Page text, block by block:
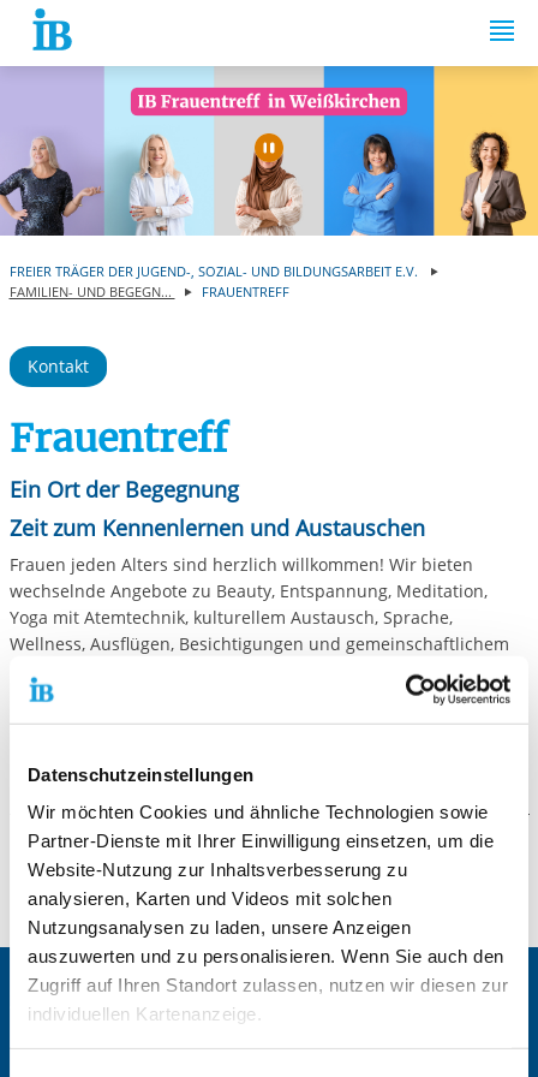
Datenschutzeinstellungen
Wir möchten Cookies und ähnliche Technologien sowie
Partner-Dienste mit Ihrer Einwilligung einsetzen, um die
Website-Nutzung zur Inhaltsverbesserung zu
analysieren, Karten und Videos mit solchen
Nutzungsanalysen zu laden, unsere Anzeigen
auszuwerten und zu personalisieren. Wenn Sie auch den
Zugriff auf Ihren Standort zulassen, nutzen wir diesen zur
individuellen Kartenanzeige.
Springe zum Inhalt
Automatische
FREIER TRÄGER DER JUGEND-, SOZIAL- UND BILDUNGSARBEIT E.V.
FAMILIEN- UND BEGEGN...
FRAUENTREFF
Kontakt
Frauentreff
Ein Ort der Begegnung
Zeit zum Kennenlernen und Austauschen
Frauen jeden Alters sind herzlich willkommen! Wir bieten
wechselnde Angebote zu Beauty, Entspannung, Meditation,
Yoga mit Atemtechnik, kulturellem Austausch, Sprache,
Wellness, Ausflügen, Besichtigungen und gemeinschaftlichem
Downloads
Frauentreff_IB_Weisskirchen_2026.pdf
Zentrale IB-Websites: